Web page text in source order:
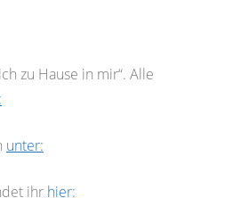
zu Hause in mir“. Alle
unter:
ihr hier: